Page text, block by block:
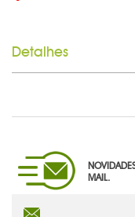
SQUEEZE
TECNOLOGIA
Detalhes
MAIL.